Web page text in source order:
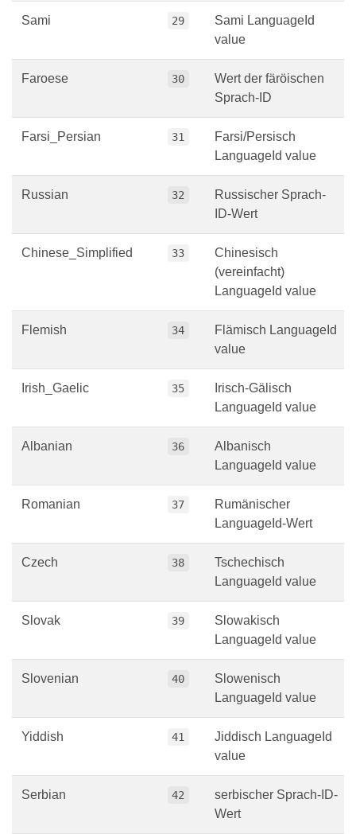
Sami 29
Sami LanguageId
value
Faroese 30
Wert der färöischen
Sprach-ID
Farsi_Persian 31
Farsi/Persisch
LanguageId value
Russian 32
Russischer Sprach-
ID-Wert
Chinese_Simplified 33
Chinesisch
(vereinfacht)
LanguageId value
Flemish 34
Flämisch LanguageId
value
Irish_Gaelic 35
Irisch-Gälisch
LanguageId value
Albanian 36
Albanisch
LanguageId value
Romanian 37
Rumänischer
LanguageId-Wert
Czech 38
Tschechisch
LanguageId value
Slovak 39
Slowakisch
LanguageId value
Slovenian 40
Slowenisch
LanguageId value
Yiddish 41
Jiddisch LanguageId
value
Serbian 42
serbischer Sprach-ID-
Wert